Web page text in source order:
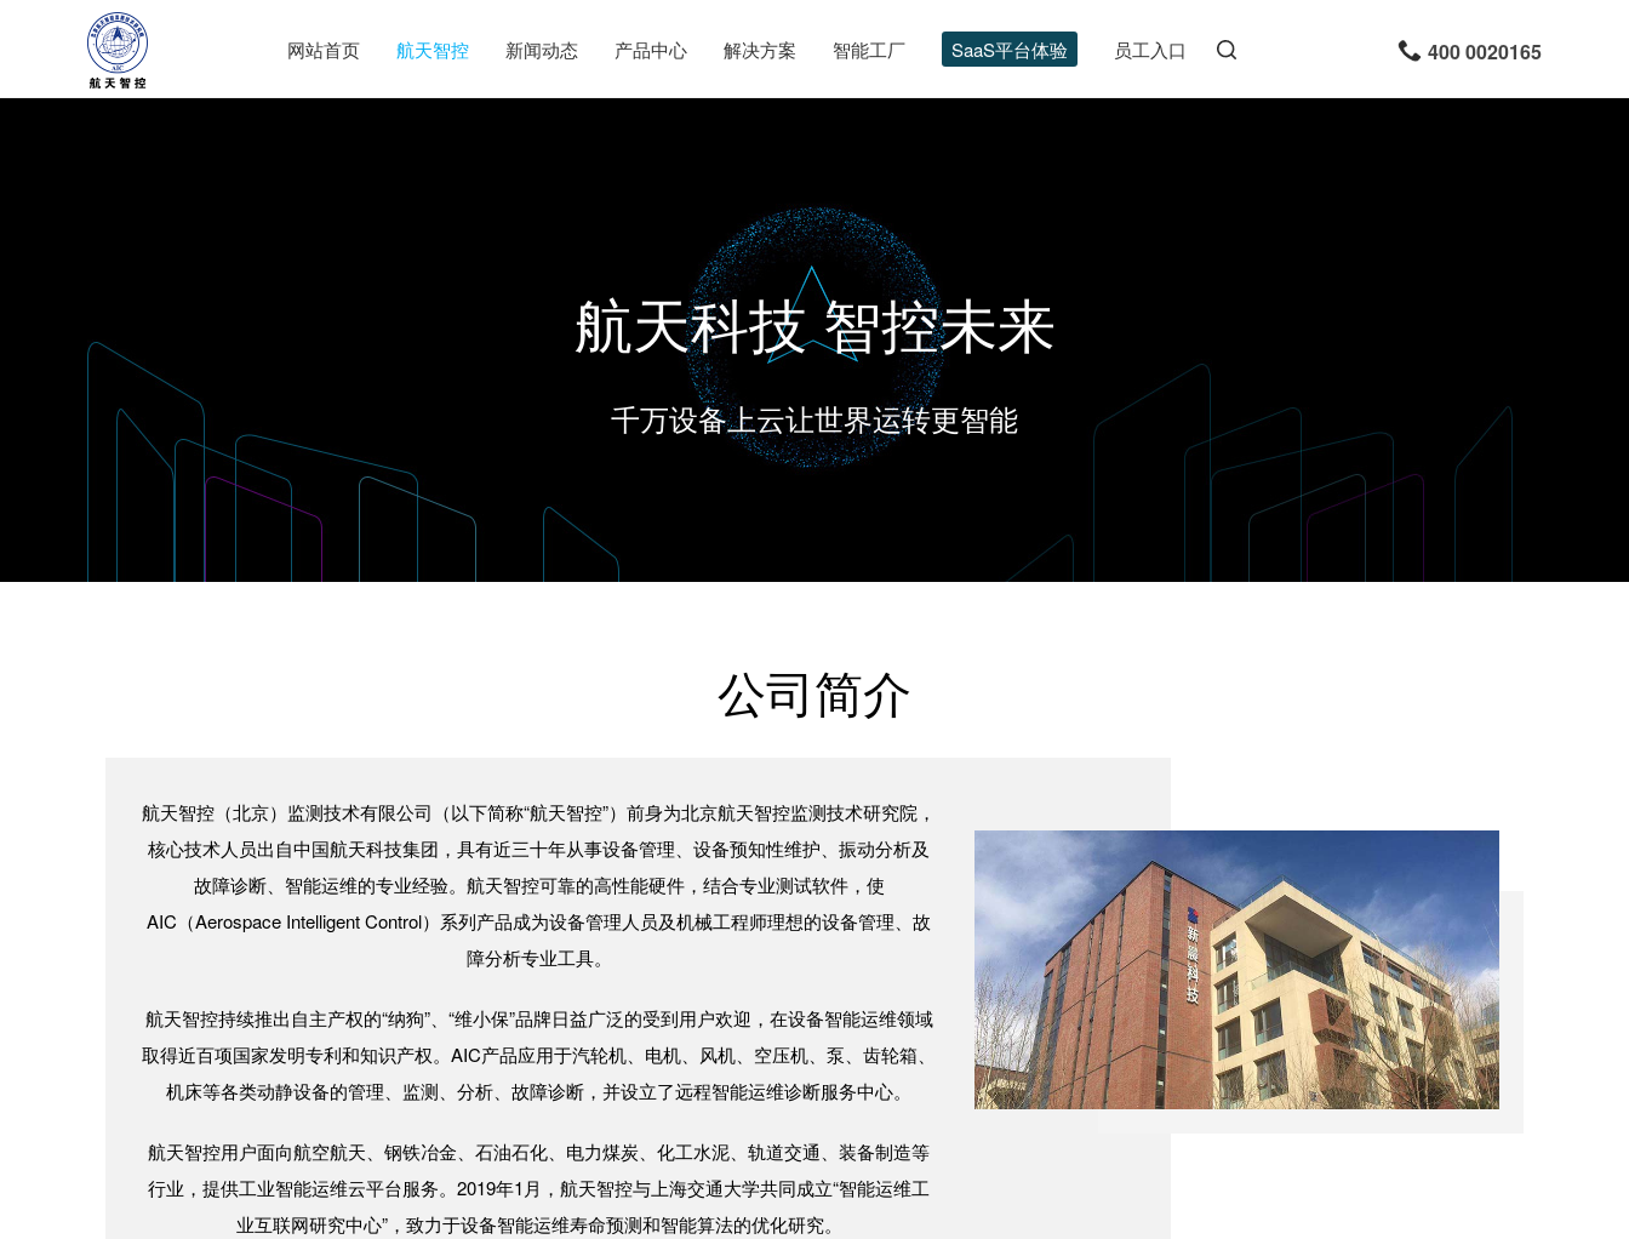
网站首页 航天智控 新闻动态 产品中心 解决方案 智能工厂 SaaS平台体验 员工入口 400 0020165
航天科技 智控未来
千万设备上云让世界运转更智能
公司简介
航天智控（北京）监测技术有限公司（以下简称“航天智控”）前身为北京航天智控监测技术研究院，
核心技术人员出自中国航天科技集团，具有近三十年从事设备管理、设备预知性维护、振动分析及
故障诊断、智能运维的专业经验。航天智控可靠的高性能硬件，结合专业测试软件，使
AIC（Aerospace Intelligent Control）系列产品成为设备管理人员及机械工程师理想的设备管理、故
障分析专业工具。
航天智控持续推出自主产权的“纳狗”、“维小保”品牌日益广泛的受到用户欢迎，在设备智能运维领域
取得近百项国家发明专利和知识产权。AIC产品应用于汽轮机、电机、风机、空压机、泵、齿轮箱、
机床等各类动静设备的管理、监测、分析、故障诊断，并设立了远程智能运维诊断服务中心。
航天智控用户面向航空航天、钢铁冶金、石油石化、电力煤炭、化工水泥、轨道交通、装备制造等
行业，提供工业智能运维云平台服务。2019年1月，航天智控与上海交通大学共同成立“智能运维工
业互联网研究中心”，致力于设备智能运维寿命预测和智能算法的优化研究。